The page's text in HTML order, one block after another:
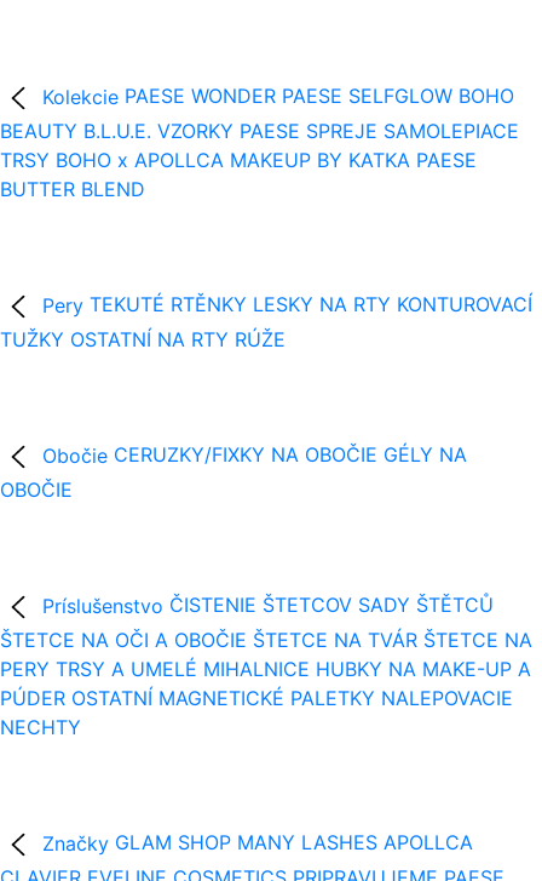
Kolekcie PAESE WONDER PAESE SELFGLOW BOHO
BEAUTY B.L.U.E. VZORKY PAESE SPREJE SAMOLEPIACE
TRSY BOHO x APOLLCA MAKEUP BY KATKA PAESE
BUTTER BLEND
Pery TEKUTÉ RTĚNKY LESKY NA RTY KONTUROVACÍ
TUŽKY OSTATNÍ NA RTY RÚŽE
Obočie CERUZKY/FIXKY NA OBOČIE GÉLY NA
OBOČIE
Príslušenstvo ČISTENIE ŠTETCOV SADY ŠTĚTCŮ
ŠTETCE NA OČI A OBOČIE ŠTETCE NA TVÁR ŠTETCE NA
PERY TRSY A UMELÉ MIHALNICE HUBKY NA MAKE-UP A
PÚDER OSTATNÍ MAGNETICKÉ PALETKY NALEPOVACIE
NECHTY
Značky GLAM SHOP MANY LASHES APOLLCA